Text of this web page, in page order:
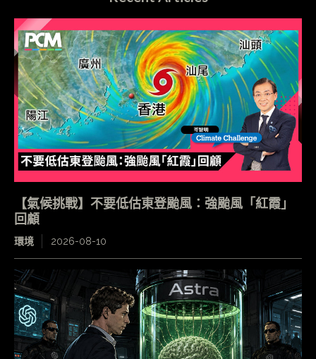
【氣候挑戰】不要低估東登颱風：強颱風「紅霞」
回顧
環境 2026-08-10